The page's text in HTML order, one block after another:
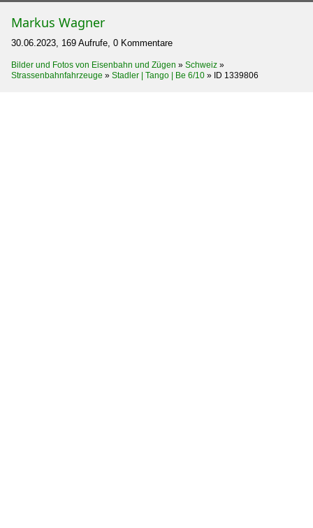
Markus Wagner
30.06.2023, 169 Aufrufe, 0 Kommentare
Bilder und Fotos von Eisenbahn und Zügen » Schweiz »
Strassenbahnfahrzeuge » Stadler | Tango | Be 6/10 » ID 1339806